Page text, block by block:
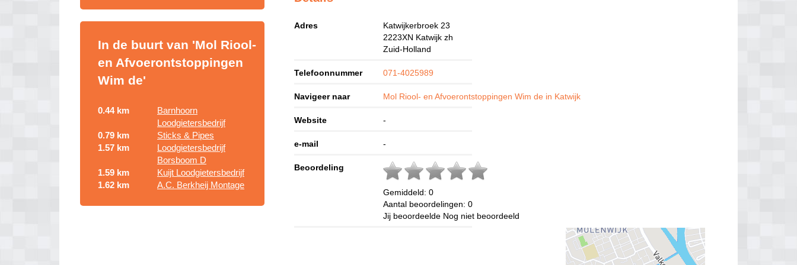
In de buurt van 'Mol Riool-
en Afvoerontstoppingen
Wim de'
0.44 km
Barnhoorn
Loodgietersbedrijf
0.79 km
Sticks & Pipes
1.57 km
Loodgietersbedrijf
Borsboom D
1.59 km
Kuijt Loodgietersbedrijf
1.62 km
A.C. Berkheij Montage
Adres
Katwijkerbroek 23
2223XN Katwijk zh
Zuid-Holland
Telefoonnummer 071-4025989
Navigeer naar Mol Riool- en Afvoerontstoppingen Wim de in Katwijk
Website -
e-mail -
Beoordeling
Gemiddeld:0
Aantal beoordelingen:0
Jij beoordeelde Nog niet beoordeeld